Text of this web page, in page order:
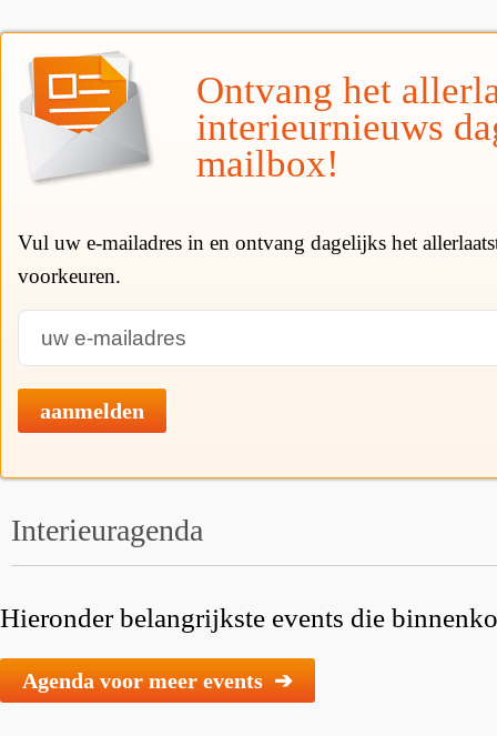
Ontvang het
interieurnieuws
mailbox!
Vul uw e-mailadres in en ontvang dagelijks het
voorkeuren.
aanmelden
Interieuragenda
Hieronder belangrijkste events die
Agenda voor meer events ➔